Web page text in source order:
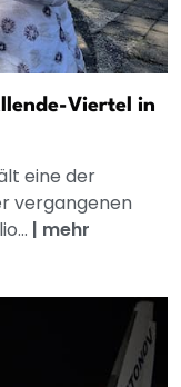
Viertel in
eine der
vergangenen
| mehr